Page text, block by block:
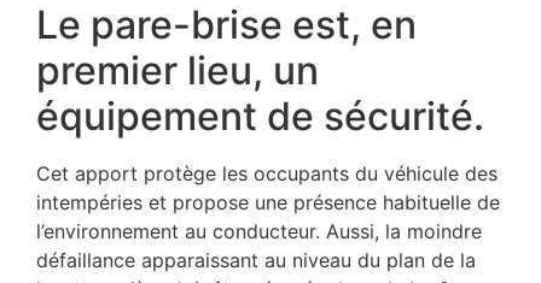
Le pare-brise est, en
premier lieu, un
équipement de sécurité.
Cet apport protège les occupants du véhicule des
intempéries et propose une présence habituelle de
l’environnement au conducteur. Aussi, la moindre
défaillance apparaissant au niveau du plan de la